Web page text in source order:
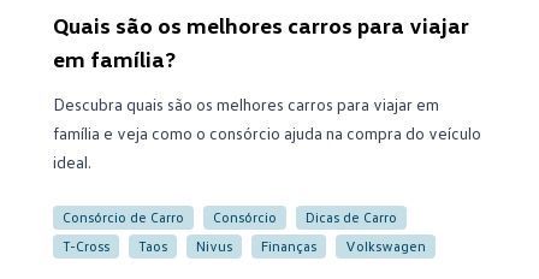
Quais são os melhores carros para viajar
em família?
Descubra quais são os melhores carros para viajar em
família e veja como o consórcio ajuda na compra do veículo
ideal.
Consórcio de Carro Consórcio
Dicas de Carro
T-Cross
Taos Nivus Finanças Volkswagen